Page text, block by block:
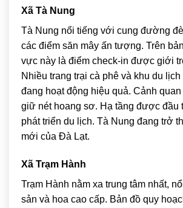
Xã Tà Nung
Tà Nung nổi tiếng với cung đường
các điểm săn mây ấn tượng. Trên
vực này là điểm check-in được giới
Nhiều trang trại cà phê và khu du
đang hoạt động hiệu quả. Cảnh
giữ nét hoang sơ. Hạ tầng được đầu
phát triển du lịch. Tà Nung đang trở
mới của Đà Lạt.
Xã Trạm Hành
Trạm Hành nằm xa trung tâm nhất,
sản và hoa cao cấp. Bản đồ quy